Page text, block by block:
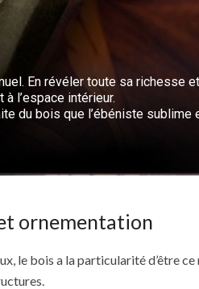
En révéler toute sa richesse
à l’espace intérieur.
du bois que l’ébéniste
ornementation
le bois a la particularité d’être